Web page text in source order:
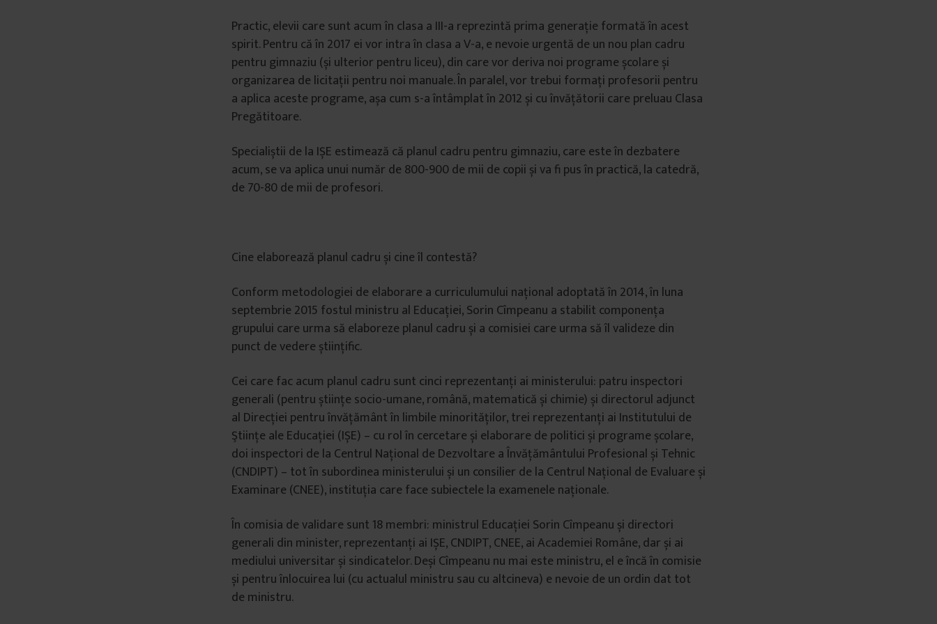
Practic, elevii care sunt acum în clasa a III-a reprezintă prima generație formată în acest
spirit. Pentru că în 2017 ei vor intra în clasa a V-a, e nevoie urgentă de un nou plan cadru
pentru gimnaziu (și ulterior pentru liceu), din care vor deriva noi programe școlare și
organizarea de licitații pentru noi manuale. În paralel, vor trebui formați profesorii pentru
a aplica aceste programe, așa cum s-a întâmplat în 2012 și cu învățătorii care preluau Clasa
Pregătitoare.
Specialiștii de la IȘE estimează că planul cadru pentru gimnaziu, care este în dezbatere
acum, se va aplica unui număr de 800-900 de mii de copii și va fi pus în practică, la catedră,
de 70-80 de mii de profesori.
Cine elaborează planul cadru și cine îl contestă?
Conform metodologiei de elaborare a curriculumului național adoptată în 2014, în luna
septembrie 2015 fostul ministru al Educației, Sorin Cîmpeanu a stabilit componența
grupului care urma să elaboreze planul cadru și a comisiei care urma să îl valideze din
punct de vedere științific.
Cei care fac acum planul cadru sunt cinci reprezentanți ai ministerului: patru inspectori
generali (pentru științe socio-umane, română, matematică și chimie) și directorul adjunct
al Direcției pentru învățământ în limbile minorităților, trei reprezentanți ai Institutului de
Ştiințe ale Educației (IȘE) – cu rol în cercetare și elaborare de politici și programe școlare,
doi inspectori de la Centrul Național de Dezvoltare a Învățământului Profesional și Tehnic
(CNDIPT) – tot în subordinea ministerului și un consilier de la Centrul Național de Evaluare și
Examinare (CNEE), instituția care face subiectele la examenele naționale.
În comisia de validare sunt 18 membri: ministrul Educației Sorin Cîmpeanu și directori
generali din minister, reprezentanți ai IȘE, CNDIPT, CNEE, ai Academiei Române, dar și ai
mediului universitar și sindicatelor. Deși Cîmpeanu nu mai este ministru, el e încă în comisie
și pentru înlocuirea lui (cu actualul ministru sau cu altcineva) e nevoie de un ordin dat tot
de ministru.